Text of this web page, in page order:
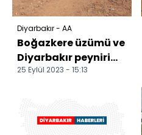
Diyarbakır - AA
Boğazkere üzümü ve
Diyarbakır peyniri
tadım etkinliği
25 Eylül 2023 - 15:13